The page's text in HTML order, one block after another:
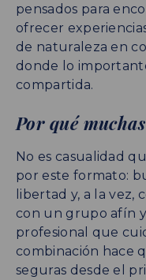
pensados para
ofrecer
de naturaleza en
donde lo
compartida.
Por qué
No es casualidad
por este formato:
libertad y, a la
con un grupo afín
profesional que
combinación hace
seguras desde el